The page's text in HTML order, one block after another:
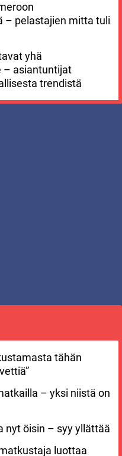
– pelastajien mitta tuli
yhä
– asiantuntijat
trendistä
tähän
– yksi niistä on
nyt öisin – syy yllättää
luottaa